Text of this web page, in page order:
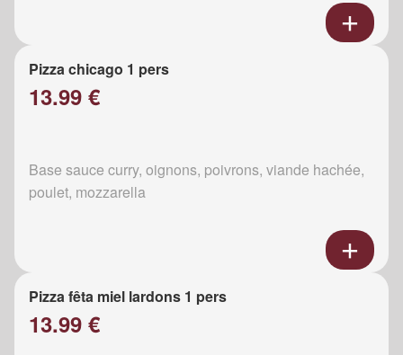
Pizza chicago 1 pers
13.99 €
Base sauce curry, oignons, poivrons, viande hachée,
poulet, mozzarella
Pizza fêta miel lardons 1 pers
13.99 €